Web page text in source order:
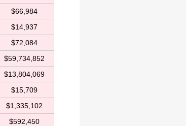
$66,984
$14,937
$72,084
$59,734,852
$13,804,069
$15,709
$1,335,102
$592,450